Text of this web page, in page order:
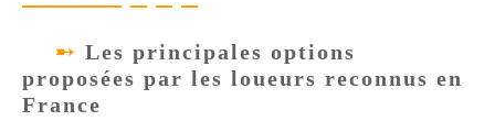
Les principales options
proposées par les loueurs reconnus en
France